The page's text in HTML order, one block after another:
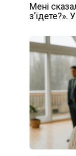
Мені
з’їдете?».